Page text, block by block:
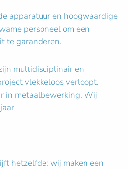
apparatuur en hoogwaardige
personeel om een
te garanderen.
multidisciplinair en
vlekkeloos verloopt.
in metaalbewerking. Wij
hetzelfde: wij maken een